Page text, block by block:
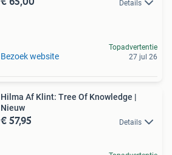
Details
Bezoek website
Topadvertentie
27 jul 26
Hilma Af Klint: Tree Of Knowledge |
Nieuw
€ 57,95 Details